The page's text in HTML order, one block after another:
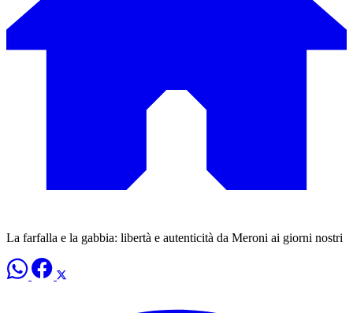
La farfalla e la gabbia: libertà e autenticità da Meroni ai giorni nostri